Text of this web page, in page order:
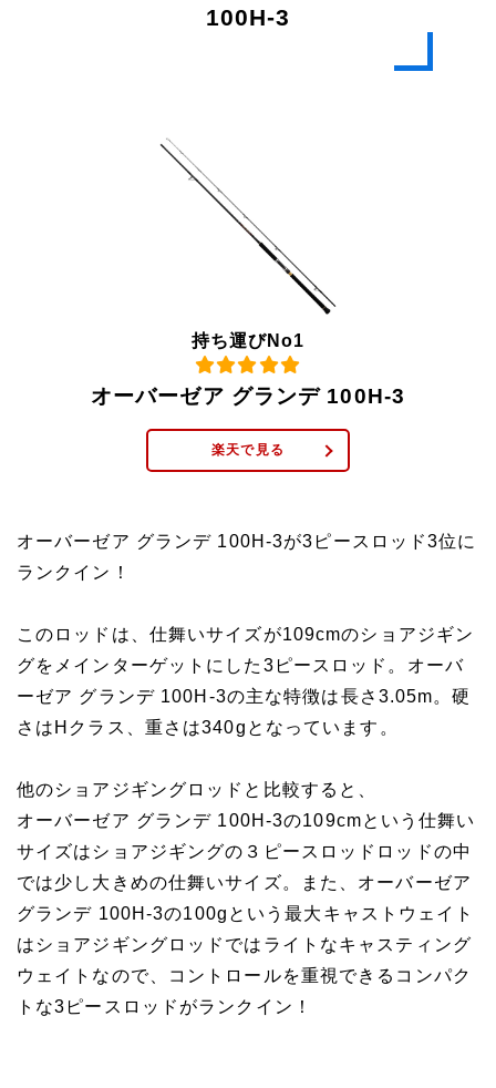
100H-3
持ち運びNo1
オーバーゼア グランデ 100H-3
楽天で見る
オーバーゼア グランデ 100H-3が3ピースロッド3位に
ランクイン！
このロッドは、仕舞いサイズが109cmのショアジギン
グをメインターゲットにした3ピースロッド。オーバ
ーゼア グランデ 100H-3の主な特徴は長さ3.05m。硬
さはHクラス、重さは340gとなっています。
他のショアジギングロッドと比較すると、
オーバーゼア グランデ 100H-3の109cmという仕舞い
サイズはショアジギングの３ピースロッドロッドの中
では少し大きめの仕舞いサイズ。また、オーバーゼア
グランデ 100H-3の100gという最大キャストウェイト
はショアジギングロッドではライトなキャスティング
ウェイトなので、コントロールを重視できるコンパク
トな3ピースロッドがランクイン！